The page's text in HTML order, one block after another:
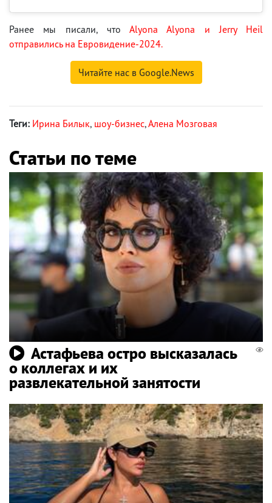
Ранее мы писали, что Аlyona Alyona и Jerry Heil
отправились на Евровидение-2024.
Читайте нас в Google.News
Теги: Ирина Билык, шоу-бизнес,Алена Мозговая
Статьи по теме
Астафьева остро высказалась
о коллегах и их
развлекательной занятости